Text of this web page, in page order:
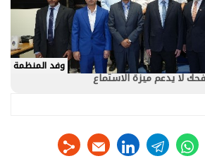
وفد المنظمة
لا يدعم ميزة الاستماع
whats
telegram
linkedin